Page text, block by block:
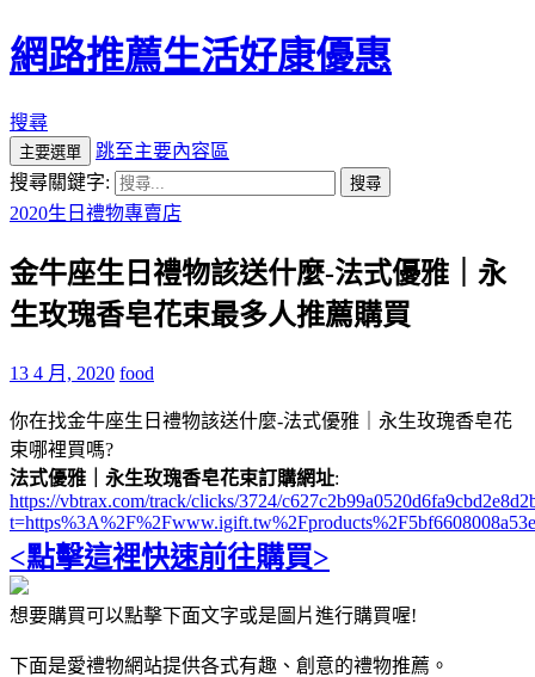
網路推薦生活好康優惠
搜尋
主要選單
跳至主要內容區
搜尋關鍵字:
2020生日禮物專賣店
金牛座生日禮物該送什麼-法式優雅｜永
生玫瑰香皂花束最多人推薦購買
13 4 月, 2020 food
你在找金牛座生日禮物該送什麼-法式優雅｜永生玫瑰香皂花
束哪裡買嗎?
法式優雅｜永生玫瑰香皂花束訂購網址:
https://vbtrax.com/track/clicks/3724/
<點擊這裡快速前往購買>
想要購買可以點擊下面文字或是圖片進行購買喔!
下面是愛禮物網站提供各式有趣、創意的禮物推薦。